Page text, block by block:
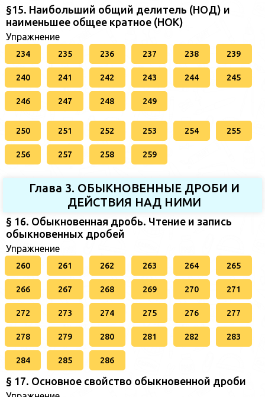
§15. Наибольший общий делитель (НОД) и
наименьшее общее кратное (НОК)
Упражнение
234 235 236 237 238 239
240 241 242 243 244 245
246 247 248 249
250 251 252 253 254 255
256 257 258 259
Глава 3. ОБЫКНОВЕННЫЕ ДРОБИ И
ДЕЙСТВИЯ НАД НИМИ
§ 16. Обыкновенная дробь. Чтение и запись
обыкновенных дробей
Упражнение
260 261 262 263 264 265
266 267 268 269 270 271
272 273 274 275 276 277
278 279 280 281 282 283
284 285 286
§ 17. Основное свойство обыкновенной дроби